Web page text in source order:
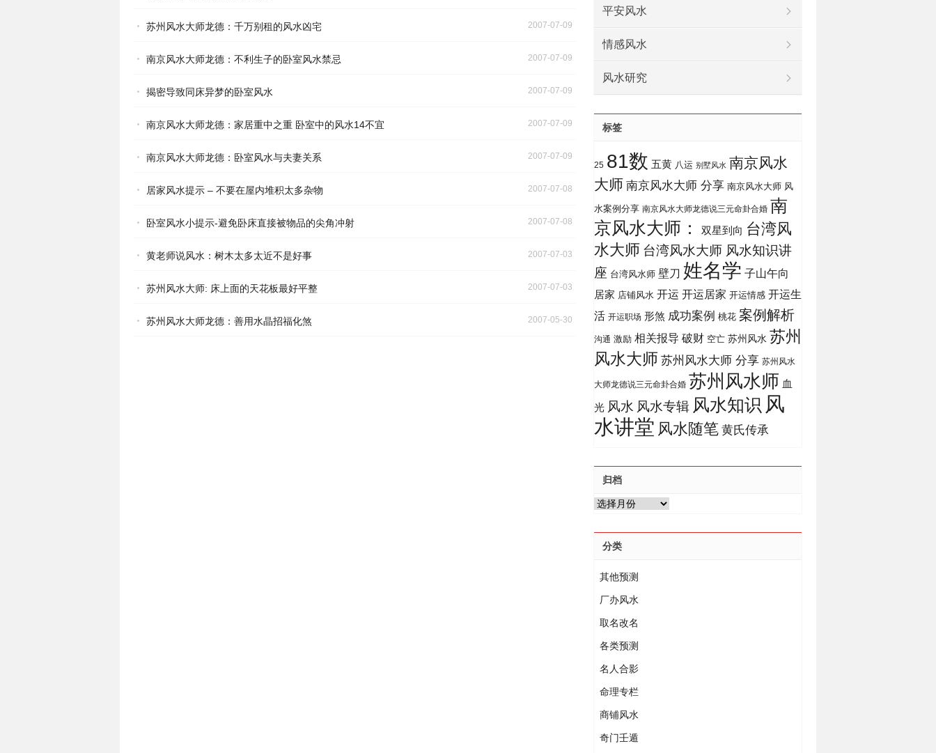
苏州风水大师龙德：千万别租的风水凶宅 2007-07-09
南京风水大师龙德：不利生子的卧室风水禁忌 2007-07-09
揭密导致同床异梦的卧室风水 2007-07-09
南京风水大师龙德：家居重中之重 卧室中的风水14不宜 2007-07-09
南京风水大师龙德：卧室风水与夫妻关系 2007-07-09
居家风水提示 – 不要在屋内堆积太多杂物 2007-07-08
卧室风水小提示-避免卧床直接被物品的尖角冲射 2007-07-08
黄老师说风水：树木太多太近不是好事 2007-07-03
苏州风水大师: 床上面的天花板最好平整 2007-07-03
苏州风水大师龙德：善用水晶招福化煞 2007-05-30
平安风水
情感风水
风水研究
标签
25 81数 五黄 八运 别墅风水 南京风水
大师 南京风水大师 分享 南京风水大师 风
水案例分享 南京风水大师龙德说三元命卦合婚 南
京风水大师：
双星到向 台湾风
水大师 台湾风水大师 风水知识讲
座 台湾风水师 壁刀 姓名学 子山午向
居家 店铺风水 开运 开运居家 开运情感 开运生
活 开运职场 形煞 成功案例 桃花 案例解析
沟通 激励 相关报导 破财 空亡 苏州风水 苏州
风水大师 苏州风水大师 分享 苏州风水
大师龙德说三元命卦合婚 苏州风水师 血
光 风水 风水专辑 风水知识 风
水讲堂 风水随笔 黄氏传承
归档
归
分类
其他预测
厂办风水
取名改名
各类预测
名人合影
命理专栏
商铺风水
奇门壬遁